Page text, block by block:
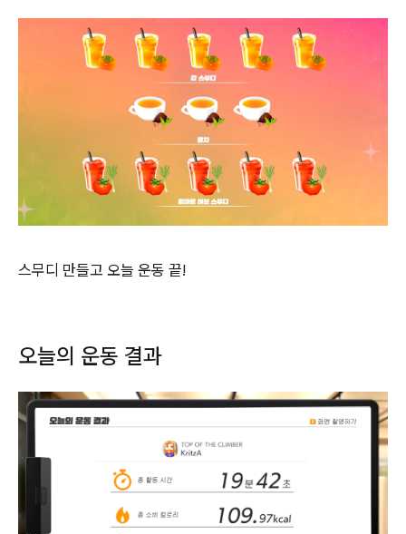
스무디 만들고 오늘 운동 끝!
오늘의 운동 결과